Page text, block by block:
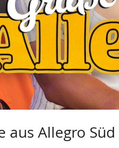
aus Allegro